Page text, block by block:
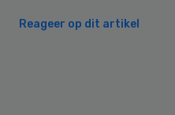
Reageer op dit artikel